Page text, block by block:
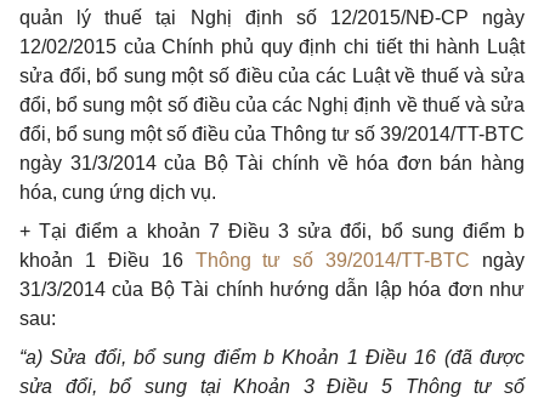
quản lý thuế tại Nghị định số 12/2015/NĐ-CP ngày
12/02/2015 của Chính phủ quy định chi tiết thi hành Luật
sửa đổi, bổ sung một số điều của các Luật về thuế và sửa
đổi, bổ sung một số điều của các Nghị định về thuế và sửa
đổi, bổ sung một số điều của Thông tư số 39/2014/TT-BTC
ngày 31/3/2014 của Bộ Tài chính về hóa đơn bán hàng
hóa, cung ứng dịch vụ.
+ Tại điểm a khoản 7 Điều 3 sửa đổi, bổ sung điểm b
khoản 1 Điều 16 Thông tư số 39/2014/TT-BTC ngày
31/3/2014 của Bộ Tài chính hướng dẫn lập hóa đơn như
sau:
“a) Sửa đổi,bổ sung điểm b Khoản 1 Điều 16 (đã được
sửa đổi, bổsung tại Khoản 3 Điều 5 Thông tư số